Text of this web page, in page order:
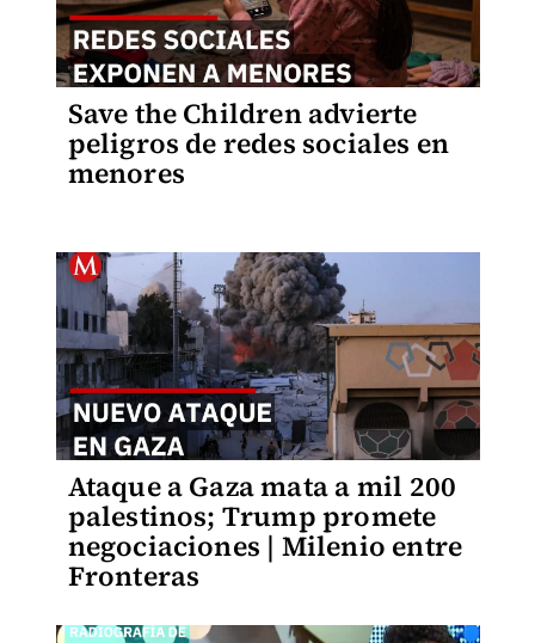
Save the Children advierte
peligros de redes sociales en
menores
Ataque a Gaza mata a mil 200
palestinos; Trump promete
negociaciones | Milenio entre
Fronteras